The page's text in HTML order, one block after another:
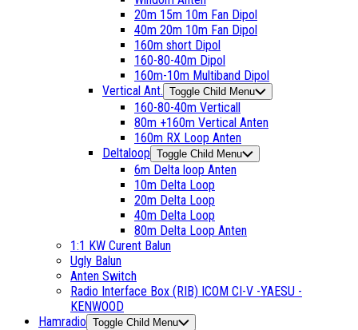
20m 15m 10m Fan Dipol
40m 20m 10m Fan Dipol
160m short Dipol
160-80-40m Dipol
160m-10m Multiband Dipol
Vertical Ant. Toggle Child Menu
160-80-40m Verticall
80m +160m Vertical Anten
160m RX Loop Anten
Deltaloop Toggle Child Menu
6m Delta loop Anten
10m Delta Loop
20m Delta Loop
40m Delta Loop
80m Delta Loop Anten
1:1 KW Curent Balun
Ugly Balun
Anten Switch
Radio Interface Box (RIB) ICOM CI-V -YAESU -
KENWOOD
Hamradio Toggle Child Menu